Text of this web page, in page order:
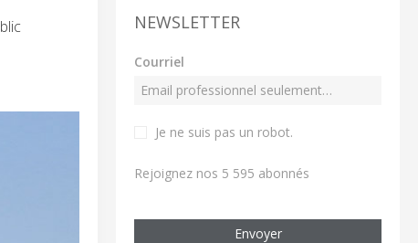
NEWSLETTER
Courriel
Je ne suis pas un robot.
Rejoignez nos 5 595 abonnés
Envoyer